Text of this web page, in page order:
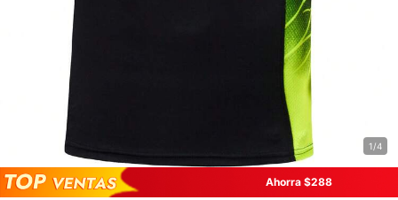
1/4
Ahorra $288